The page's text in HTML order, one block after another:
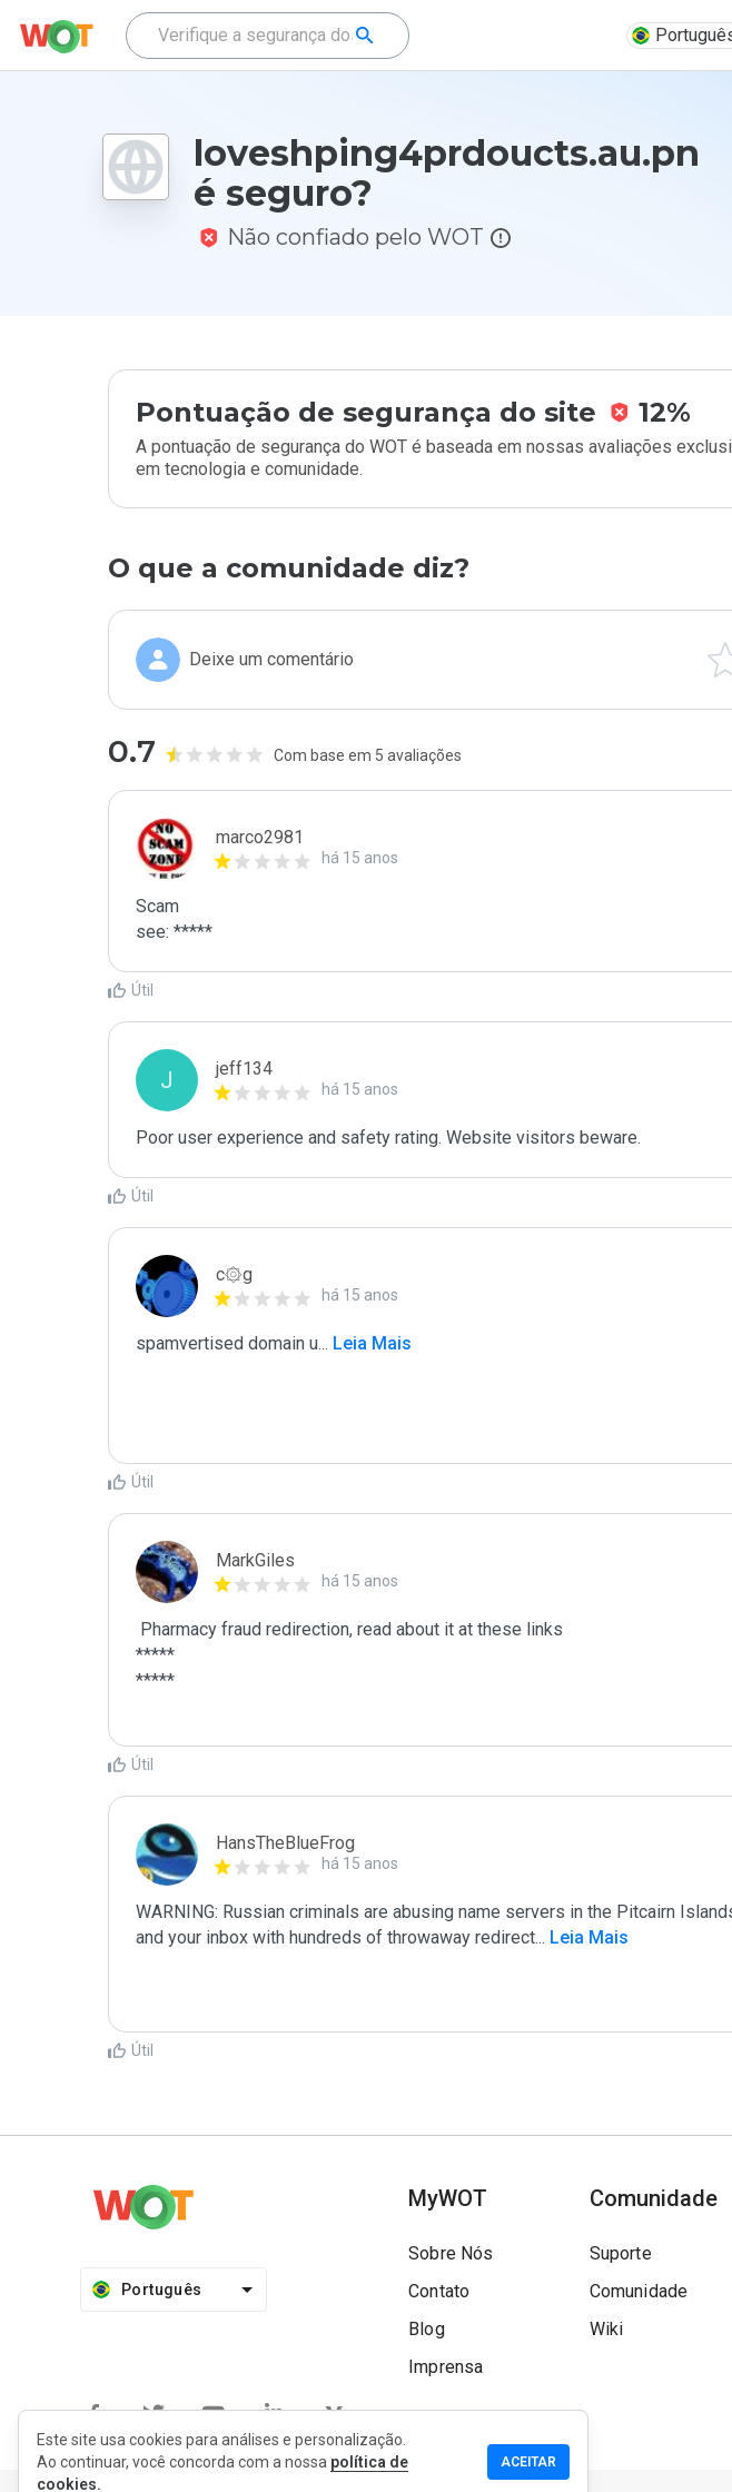
loveshping4prdoucts.au.pn
é seguro?
Não confiado pelo WOT
Pontuação de segurança do site 12%
A pontuação de segurança do WOT é baseada em nossas avaliações
em tecnologia e comunidade.
O que a comunidade diz?
Deixe um comentário
0.7 Com base em 5 avaliações
marco2981
há 15 anos
Scam
see: *****
Útil
J jeff134
há 15 anos
Poor user experience and safety rating. Website visitors beware.
Útil
c۞g
há 15 anos
spamvertised domain u... Leia Mais
Útil
MarkGiles
há 15 anos
*****
*****
Útil
HansTheBlueFrog
há 15 anos
WARNING: Russian criminals are abusing name servers in the Pitcairn
and your inbox with hundreds of throwaway redirect... Leia Mais
Útil
Português
MyWOT
Sobre Nós
Contato
Blog
Imprensa
Comunidade
Suporte
Comunidade
Wiki
Este site usa cookies para análises e personalização.
Ao continuar, você concorda com a nossa política de
cookies.
ACEITAR